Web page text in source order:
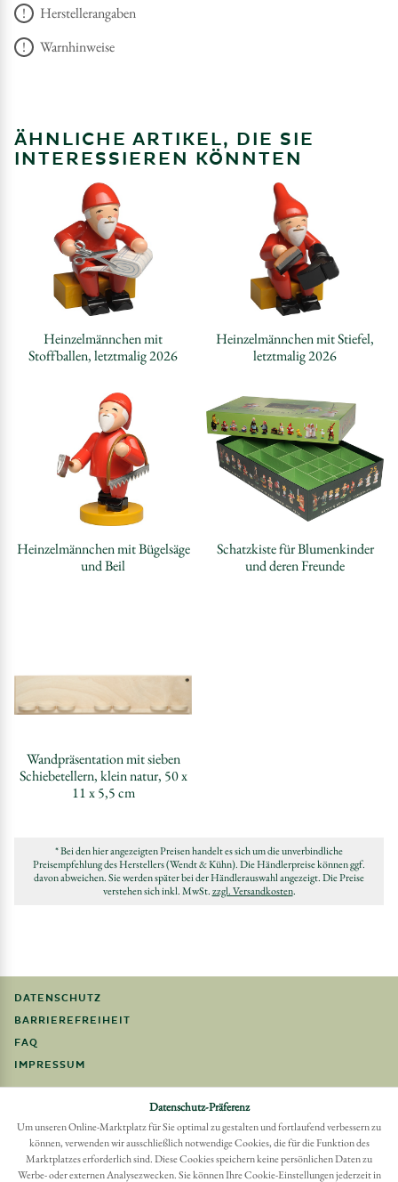
Herstellerangaben
Warnhinweise
ÄHNLICHE ARTIKEL, DIE SIE
INTERESSIEREN KÖNNTEN
Heinzelmännchen mit
Stoffballen, letztmalig 2026
Heinzelmännchen mit Stiefel,
letztmalig 2026
Heinzelmännchen mit Bügelsäge
und Beil
Schatzkiste für Blumenkinder
und deren Freunde
Wandpräsentation mit sieben
Schiebetellern, klein natur, 50 x
11 x 5,5 cm
* Bei den hier angezeigten Preisen handelt es sich um die unverbindliche
Preisempfehlung des Herstellers (Wendt & Kühn). Die Händlerpreise können ggf.
davon abweichen. Sie werden später bei der Händlerauswahl angezeigt. Die Preise
verstehen sich inkl. MwSt.zzgl. Versandkosten.
DATENSCHUTZ
BARRIEREFREIHEIT
FAQ
IMPRESSUM
Möchten Sie eine Bestellung widerrufen?
Hier Widerruf mit wenigen Klicks online erreichen
BESTELLUNG WIDERRUFEN
Datenschutz-Präferenz
Um unseren Online-Marktplatz für Sie optimal zu gestalten und fortlaufend verbessern zu
können, verwenden wir ausschließlich notwendige Cookies, die für die Funktion des
Marktplatzes erforderlich sind. Diese Cookies speichern keine persönlichen Daten zu
Werbe- oder externen Analysezwecken. Sie können Ihre Cookie-Einstellungen jederzeit in